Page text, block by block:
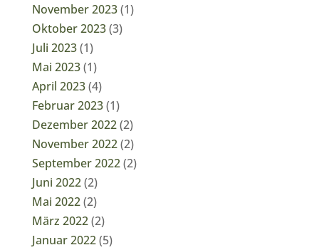
November 2023(1)
Oktober 2023(3)
Juli 2023(1)
Mai 2023(1)
April 2023(4)
Februar 2023(1)
Dezember 2022(2)
November 2022(2)
September 2022(2)
Juni 2022(2)
Mai 2022(2)
März 2022(2)
Januar 2022(5)